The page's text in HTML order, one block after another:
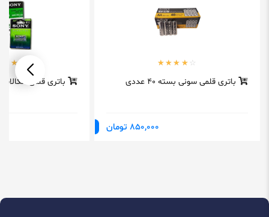
باتری قلمی سونی بسته 40 عددی
850,000 تومان
باتری قلمی